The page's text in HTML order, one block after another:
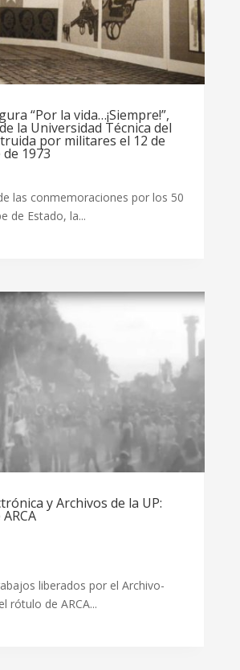
“Por la vida…¡Siempre!”,
la Universidad Técnica del
por militares el 12 de
1973
las conmemoraciones por los 50
de Estado, la...
y Archivos de la UP:
liberados por el Archivo-
rótulo de ARCA...